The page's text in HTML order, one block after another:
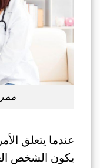
عندما يتعلق
يكون الشخص